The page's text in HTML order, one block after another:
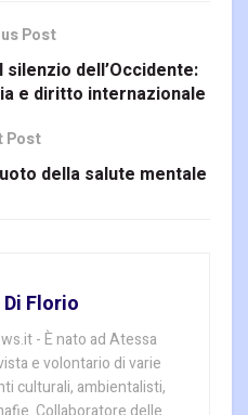
Post
dell’Occidente:
e diritto internazionale
Post
della salute mentale
Florio
- È nato ad Atessa
e volontario di varie
culturali, ambientalisti,